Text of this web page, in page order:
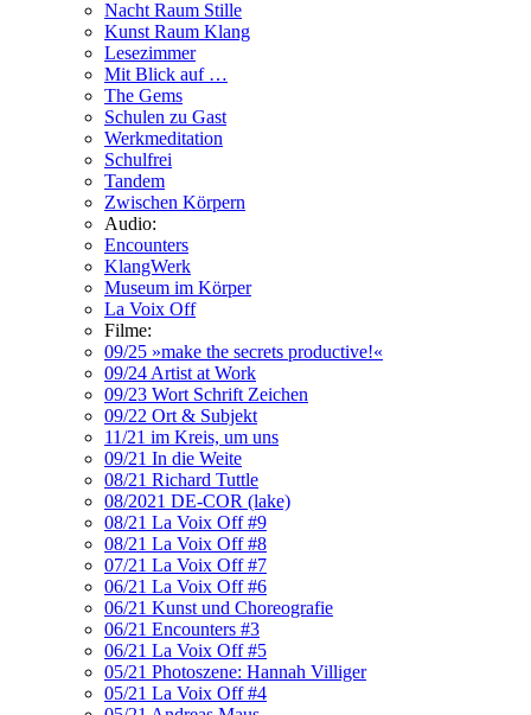
Nacht Raum Stille
Kunst Raum Klang
Lesezimmer
Mit Blick auf …
The Gems
Schulen zu Gast
Werkmeditation
Schulfrei
Tandem
Zwischen Körpern
Audio:
Encounters
KlangWerk
Museum im Körper
La Voix Off
Filme:
09/25 »make the secrets productive!«
09/24 Artist at Work
09/23 Wort Schrift Zeichen
09/22 Ort & Subjekt
11/21 im Kreis, um uns
09/21 In die Weite
08/21 Richard Tuttle
08/2021 DE-COR (lake)
08/21 La Voix Off #9
08/21 La Voix Off #8
07/21 La Voix Off #7
06/21 La Voix Off #6
06/21 Kunst und Choreografie
06/21 Encounters #3
06/21 La Voix Off #5
05/21 Photoszene: Hannah Villiger
05/21 La Voix Off #4